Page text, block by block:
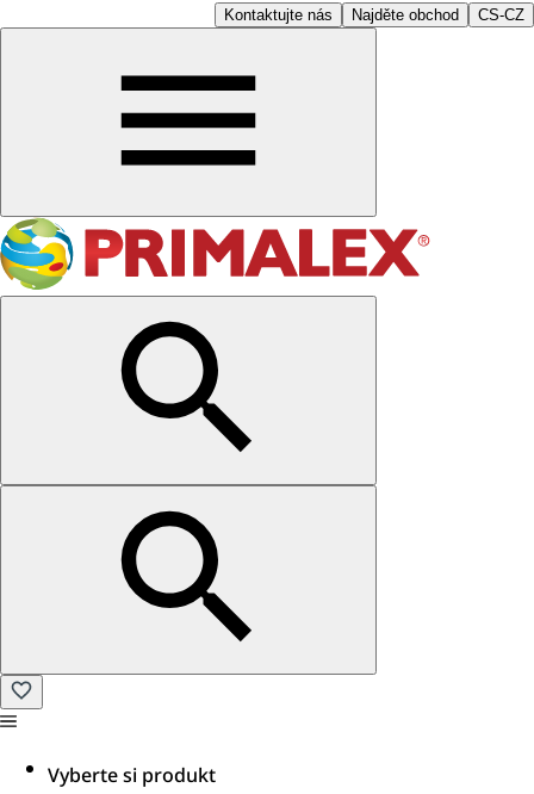
Kontaktujte nás Najděte obchod CS-CZ
Vyberte si produkt